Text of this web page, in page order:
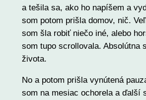
a tešila sa, ako ho napíšem a
som potom prišla domov, nič.
som šla robiť niečo iné, alebo
som tupo scrollovala. Absolútna
života.
No a potom prišla vynútená
som na mesiac ochorela a ďalší